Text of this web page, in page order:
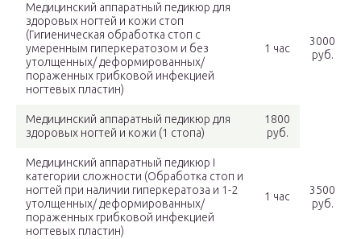
Медицинский аппаратный педикюр для
здоровых ногтей и кожи стоп
(Гигиеническая обработка стоп с
умеренным гиперкератозом и без
утолщенных/ деформированных/
пораженных грибковой инфекцией
ногтевых пластин)
1 час
3000
руб.
Медицинский аппаратный педикюр для
здоровых ногтей и кожи (1 стопа)
1800
руб.
Медицинский аппаратный педикюр I
категории сложности (Обработка стоп и
ногтей при наличии гиперкератоза и 1-2
утолщенных/ деформированных/
пораженных грибковой инфекцией
ногтевых пластин)
1 час
3500
руб.